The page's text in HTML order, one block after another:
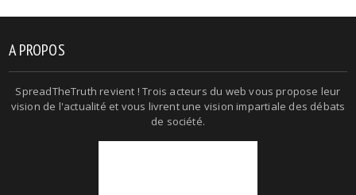
A PROPOS
SpreadTheTruth revient ! Trois acteurs du web vous propose leur
vision de l'actualité et vous livrent une vision impartiale des débats
de société.